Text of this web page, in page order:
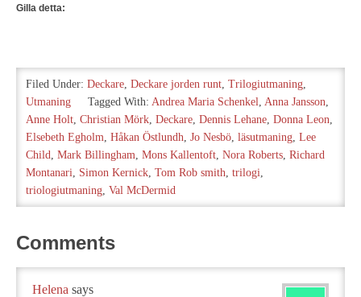
Gilla detta:
Filed Under: Deckare, Deckare jorden runt, Trilogiutmaning,
Utmaning
Tagged With: Andrea Maria Schenkel, Anna Jansson,
Anne Holt, Christian Mörk, Deckare, Dennis Lehane, Donna Leon,
Elsebeth Egholm, Håkan Östlundh, Jo Nesbö, läsutmaning, Lee
Child, Mark Billingham, Mons Kallentoft, Nora Roberts, Richard
Montanari, Simon Kernick, Tom Rob smith, trilogi,
triologiutmaning, Val McDermid
Comments
Helena says